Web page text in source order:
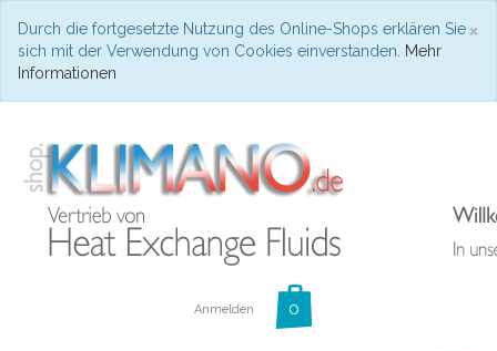
×
Durch die fortgesetzte Nutzung des Online-Shops erklären Sie
sich mit der Verwendung von Cookies einverstanden.
Mehr
Informationen
Anmelden